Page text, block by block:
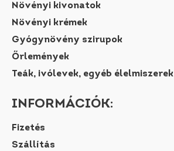
Növényi kivonatok
Növényi krémek
Gyógynövény szirupok
Őrlemények
Teák, ivólevek, egyéb élelmiszerek
INFORMÁCIÓK:
Fizetés
Szállítás